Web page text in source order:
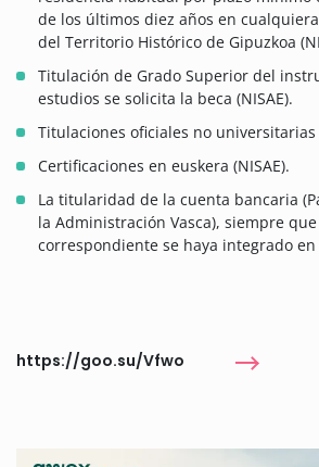
de los últimos diez años en
del Territorio Histórico de Gipuzkoa
Titulación de Grado Superior del
estudios se solicita la beca (NISAE).
Titulaciones oficiales no universitarias
Certificaciones en euskera (NISAE).
La titularidad de la cuenta bancaria
la Administración Vasca), siempre
correspondiente se haya integrado
https://goo.su/Vfwo